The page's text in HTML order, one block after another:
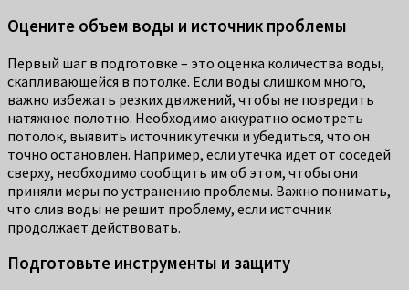
Оцените объем воды и источник проблемы
Первый шаг в подготовке – это оценка количества воды,
скапливающейся в потолке. Если воды слишком много,
важно избежать резких движений, чтобы не повредить
натяжное полотно. Необходимо аккуратно осмотреть
потолок, выявить источник утечки и убедиться, что он
точно остановлен. Например, если утечка идет от соседей
сверху, необходимо сообщить им об этом, чтобы они
приняли меры по устранению проблемы. Важно понимать,
что слив воды не решит проблему, если источник
продолжает действовать.
Подготовьте инструменты и защиту